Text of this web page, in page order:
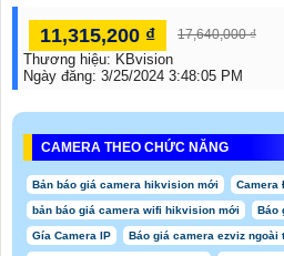
11,315,200 ₫ 17,640,000 ₫
Thương hiệu: KBvision
Ngày đăng: 3/25/2024 3:48:05 PM
CAMERA THEO CHỨC NĂNG
Bản báo giá camera hikvision mới Camera
bản báo giá camera wifi hikvision mới Báo
Gía Camera IP Báo giá camera ezviz ngoài